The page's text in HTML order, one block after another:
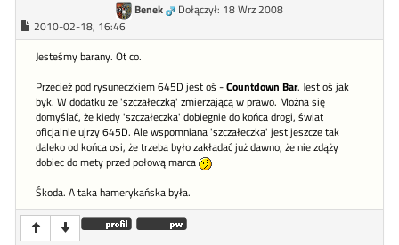
Benek
Dołączył: 18 Wrz 2008
2010-02-18, 16:46
Jesteśmy barany. Ot co.
Przecież pod rysuneczkiem 645D jest oś -Countdown Bar. Jest oś jak
byk. W dodatku ze 'szczałeczką' zmierzającą w prawo. Można się
domyślać, że kiedy 'szczałeczka' dobiegnie do końca drogi, świat
oficjalnie ujrzy 645D. Ale wspomniana 'szczałeczka' jest jeszcze tak
daleko od końca osi, że trzeba było zakładać już dawno, że nie zdąży
dobiec do mety przed połową marca
Śkoda. A taka hamerykańska była.